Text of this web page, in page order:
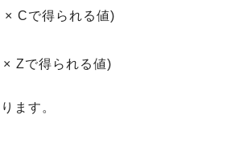
Cで得られる値)
Zで得られる値)
ます。